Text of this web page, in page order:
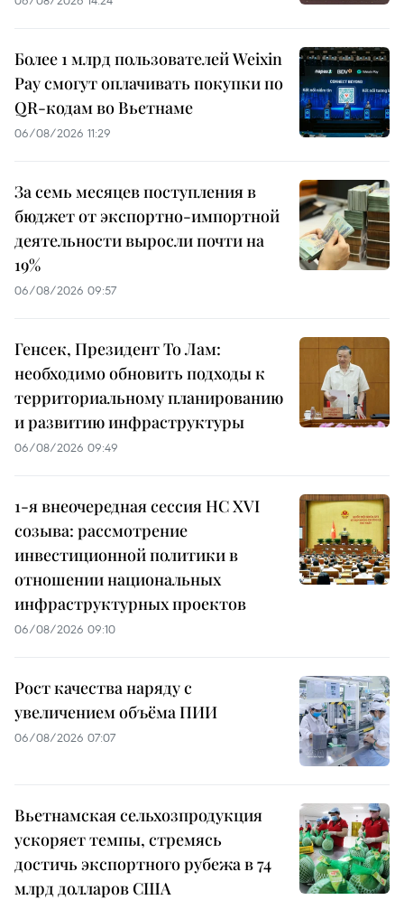
Более 1 млрд пользователей Weixin
Pay смогут оплачивать покупки по
QR-кодам во Вьетнаме
06/08/2026 11:29
За семь месяцев поступления в
бюджет от экспортно-импортной
деятельности выросли почти на
19%
06/08/2026 09:57
Генсек, Президент То Лам:
необходимо обновить подходы к
территориальному планированию
и развитию инфраструктуры
06/08/2026 09:49
1-я внеочередная сессия НС XVI
созыва: рассмотрение
инвестиционной политики в
отношении национальных
инфраструктурных проектов
06/08/2026 09:10
Рост качества наряду с
увеличением объёма ПИИ
06/08/2026 07:07
Вьетнамская сельхозпродукция
ускоряет темпы, стремясь
достичь экспортного рубежа в 74
млрд долларов США